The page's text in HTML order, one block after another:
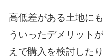
高低差がある土地に
ういったデメリット
えで購入を検討したり